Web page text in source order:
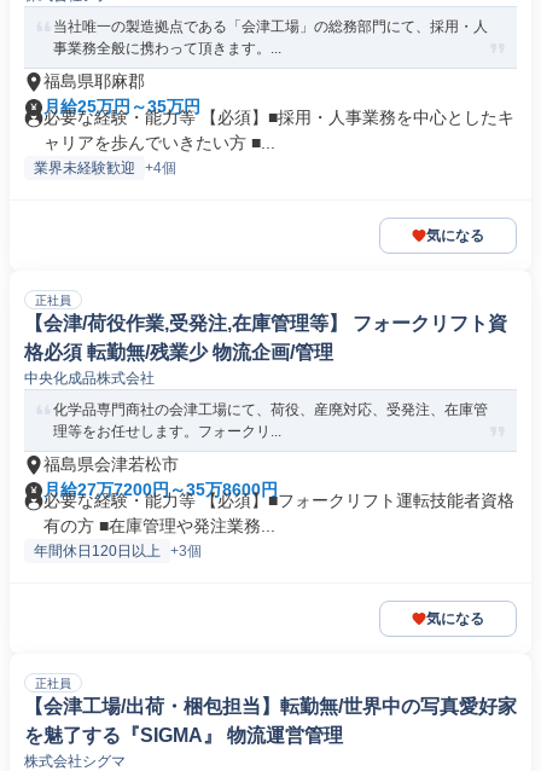
当社唯一の製造拠点である「会津工場」の総務部門にて、採用・人
事業務全般に携わって頂きます。...
福島県耶麻郡
月給25万円～35万円
必要な経験・能力等 【必須】■採用・人事業務を中心としたキ
ャリアを歩んでいきたい方 ■...
業界未経験歓迎 +4個
気になる
正社員
【会津/荷役作業,受発注,在庫管理等】 フォークリフト資
格必須 転勤無/残業少 物流企画/管理
中央化成品株式会社
化学品専門商社の会津工場にて、荷役、産廃対応、受発注、在庫管
理等をお任せします。フォークリ...
福島県会津若松市
月給27万7200円～35万8600円
必要な経験・能力等 【必須】■フォークリフト運転技能者資格
有の方 ■在庫管理や発注業務...
年間休日120日以上 +3個
気になる
正社員
【会津工場/出荷・梱包担当】転勤無/世界中の写真愛好家
を魅了する『SIGMA』 物流運営管理
株式会社シグマ